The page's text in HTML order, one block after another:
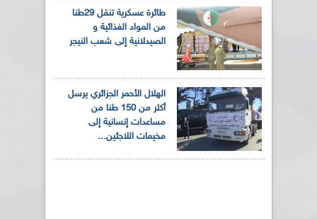
طائرة عسكرية تنقل 29طنا
من المواد الغذائية و
الصيدلانية إلى شعب النيجر
الهلال الأحمر الجزائري يرسل
أكثر من 150 طنا من
مساعدات إنسانية إلى
مخيمات اللاجئين...